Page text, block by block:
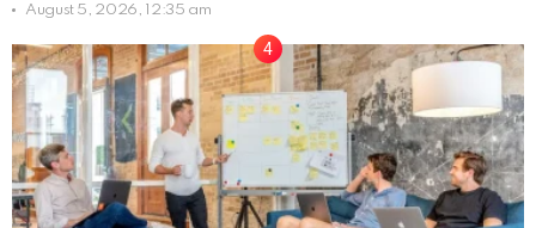
August 5, 2026, 12:35 am